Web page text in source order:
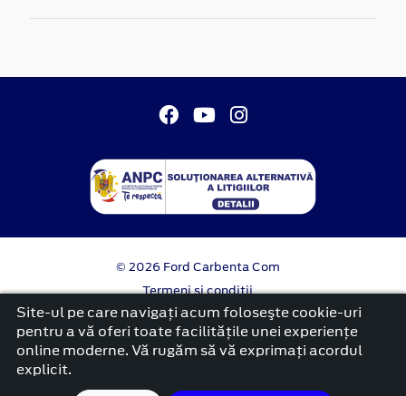
© 2026 Ford Carbenta Com
Termeni si conditii
Confidentialitate
Politica cookies
platformă dezvoltată de Workleto
Site-ul pe care navigați acum foloseşte cookie-uri
pentru a vă oferi toate facilitățile unei experiențe
online moderne. Vă rugăm să vă exprimați acordul
explicit.